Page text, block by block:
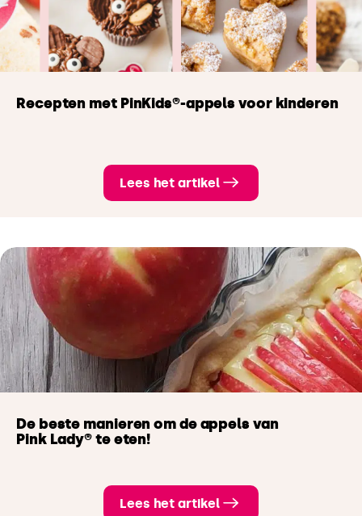
Recepten met PinKids®-appels voor kinderen
Lees het artikel
De beste manieren om de appels van
Pink Lady® te eten!
Lees het artikel